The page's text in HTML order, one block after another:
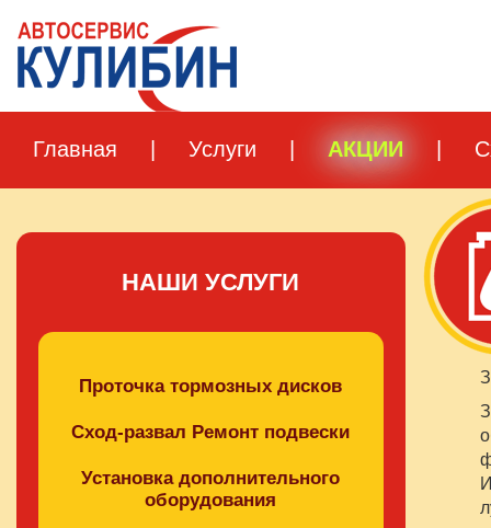
Главная Услуги АКЦИИ
НАШИ УСЛУГИ
Проточка тормозных дисков
Сход-развал Ремонт подвески
Установка дополнительного
оборудования